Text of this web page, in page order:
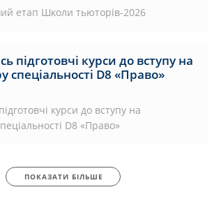
етап Школи тьюторів-2026
підготовчі курси до вступу на
спеціальності D8 «Право»
курси до вступу на
D8 «Право»
ПОКАЗАТИ БІЛЬШЕ